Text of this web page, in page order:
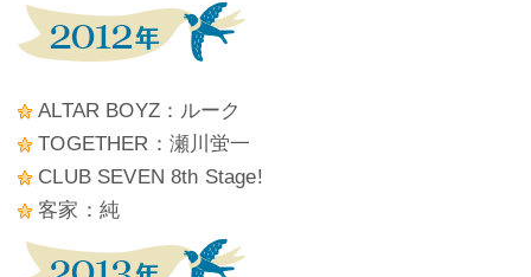
ALTAR BOYZ：ルーク
TOGETHER：瀬川蛍一
CLUB SEVEN 8th Stage!
客家：純